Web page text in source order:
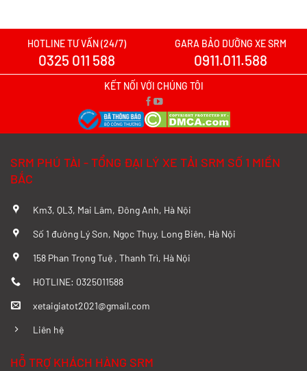
Xe tải SRM T20A vs TQ Wuling N300P:
Nên xuống tiền cho mẫu xe nào?
Xem chi tiết >>
K01S Từ A–Z
So sánh chi tiết SRM T20A và Tera 100
Đánh giá chi tiết SRM T35 và Wuling
HOTLINE TƯ VẤN (24/7)
0325 011 588
GARA BẢO DƯỠNG XE SRM
0911.011.588
KẾT NỐI VỚI CHÚNG TÔI
SRM PHÚ TÀI - TỔNG ĐẠI LÝ XE TẢI SRM SỐ 1 MIỀN
BẮC
Km3, QL3, Mai Lâm, Đông Anh, Hà Nội
Số 1 đường Lý Sơn, Ngọc Thụy, Long Biên, Hà Nội
158 Phan Trọng Tuệ , Thanh Trì, Hà Nội
HOTLINE: 0325011588
xetaigiatot2021@gmail.com
Liên hệ
HỖ TRỢ KHÁCH HÀNG SRM